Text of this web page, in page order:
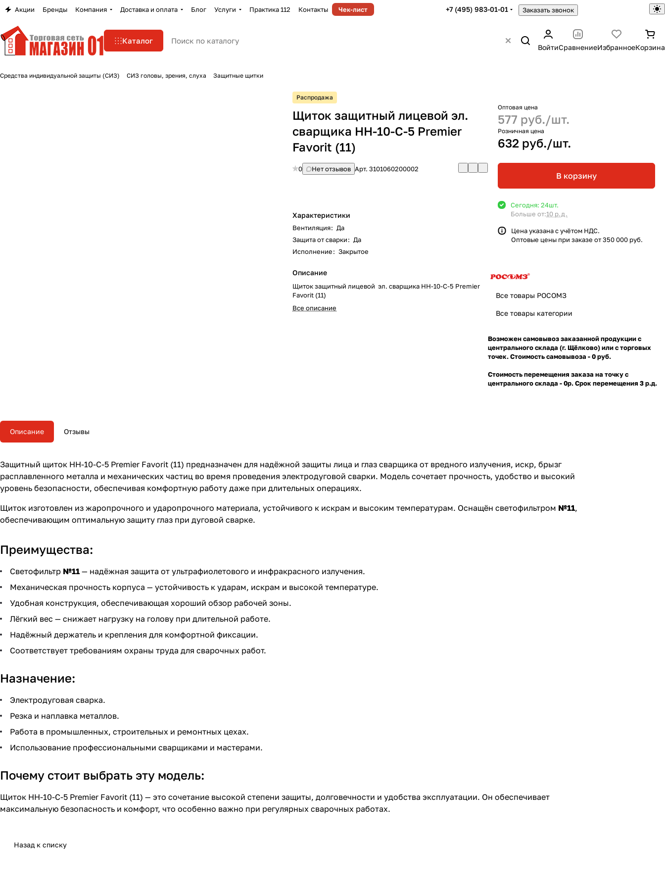
Акции Бренды Компания Доставка и оплата Блог Услуги Практика 112 Контакты Чек-лист +7 (495) 983-01-01 Заказать звонок
Каталог
ВойтиСравнениеИзбранноеКорзина
Средства индивидуальной защиты (СИЗ) СИЗ головы, зрения, слуха Защитные щитки
Распродажа
Щиток защитный лицевой эл.
сварщика НН-10-С-5 Premier
Favorit (11)
0 Нет отзывов Арт.3101060200002
Характеристики
Вентиляция: Да
Защита от сварки: Да
Исполнение: Закрытое
Описание
Щиток защитный лицевой эл. сварщика НН-10-С-5 Premier
Favorit (11)
Все описание
Оптовая цена
577 руб./шт.
Розничная цена
632 руб./шт.
В корзину
Сегодня: 24шт.
Больше от:10 р.д.
Цена указана с учётом НДС.
Оптовые цены при заказе от 350 000 руб.
Все товары РОСОМЗ
Все товары категории
Возможен самовывоз заказанной продукции с
центрального склада (г. Щёлково) или с торговых
точек. Стоимость самовывоза - 0 руб.
Стоимость перемещения заказа на точку с
центрального склада - 0р. Срок перемещения 3 р.д.
Описание Отзывы
Защитный щиток НН-10-С-5 Premier Favorit (11) предназначен для надёжной защиты лица и глаз сварщика от вредного излучения, искр, брызг
расплавленного металла и механических частиц во время проведения электродуговой сварки. Модель сочетает прочность, удобство и высокий
уровень безопасности, обеспечивая комфортную работу даже при длительных операциях.
Щиток изготовлен из жаропрочного и ударопрочного материала, устойчивого к искрам и высоким температурам. Оснащён светофильтром №11,
обеспечивающим оптимальную защиту глаз при дуговой сварке.
Преимущества:
Светофильтр №11 — надёжная защита от ультрафиолетового и инфракрасного излучения.
Механическая прочность корпуса — устойчивость к ударам, искрам и высокой температуре.
Удобная конструкция, обеспечивающая хороший обзор рабочей зоны.
Лёгкий вес — снижает нагрузку на голову при длительной работе.
Надёжный держатель и крепления для комфортной фиксации.
Соответствует требованиям охраны труда для сварочных работ.
Назначение:
Электродуговая сварка.
Резка и наплавка металлов.
Работа в промышленных, строительных и ремонтных цехах.
Использование профессиональными сварщиками и мастерами.
Почему стоит выбрать эту модель:
Щиток НН-10-С-5 Premier Favorit (11) — это сочетание высокой степени защиты, долговечности и удобства эксплуатации. Он обеспечивает
максимальную безопасность и комфорт, что особенно важно при регулярных сварочных работах.
Назад к списку